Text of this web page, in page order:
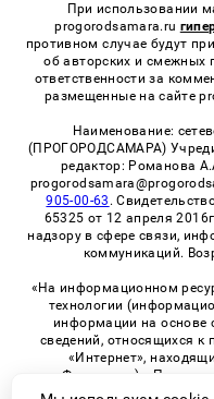
При использовании
progorodsamara.ru
противном случае будут
об авторских и смежных
ответственности за
размещенные на сайте
Наименование:
(ПРОГОРОДСАМАРА)
редактор: Романова
905-00-63 .
65325 от 12 апреля
надзору в сфере связи,
коммуникаций.
«На информационном
технологии
информации на основе
сведений, относящихся к
«Интернет»,
Федерации)». Правила
технологий в виджетах